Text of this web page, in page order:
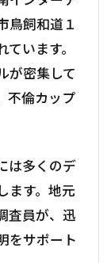
鳥飼和道１
います。
が密集して
不倫カップ
は多くのデ
ます。地元
査員が、迅
をサポート